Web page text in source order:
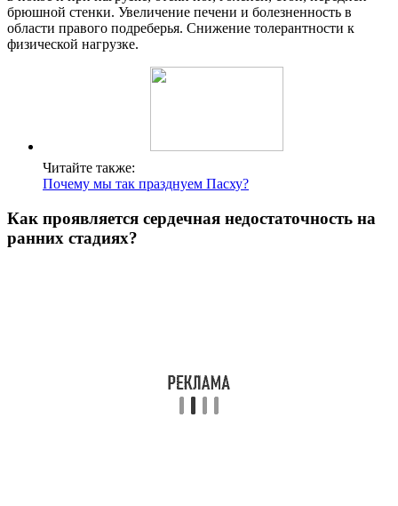
брюшной стенки. Увеличение печени и болезненность в
области правого подреберья. Снижение толерантности к
физической нагрузке.
Читайте также:
Почему мы так празднуем Пасху?
Как проявляется сердечная недостаточность на
ранних стадиях?